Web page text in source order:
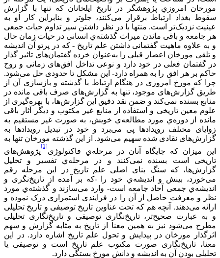
مورخان امروزیِ پژوهشگر در تاریخ ایلخانان که تنها با گزارش
سقوط بغداد ارتباط برقرار می‌‌کنند، جلوتر و بنابراین کار او به
عینیت نزدیک‌‌تر است. منتها با در نظر داشتن سیر تداوم حیات جمعی
هر جامعه و باقی ماندن میراث گذشته‌‌ي انسانی در حیات زمان حال
و به علاوه ماهیت گفتمانی داشتن علم تاریخ - که در پرتو آن اندیشه
و تلقی مورخان اعصار قبلی را به‌‌عنوان خرده گفتمان‌‌های تاثیر گذار
در گفتمان فعلی در خود دارد و نوعی تداخل افق‌‌های زمانی و روح
حاکم بر هر افق را به همراه دارد- این مشکل تا حدودی حل می‌‌شود.
چرا که مورخ امروزی در هنگام ارتباط با گذشته و بازسازی آن از
طریق گزارش‌‌های موجود، تنها به گزارش‌‌های صرف باقی مانده در
منابع بسنده نمی‌‌کند و ضمن نقد دقیق این گزارش‌‌ها، با بهره‌‌گیری از
علوم معین تاریخی و استفاده از منابع غیر مکتوب و دیگر آثار باقی
مانده از دوره‌‌ي مورد مطالعه‌‌ي ‌‌خویش، به صورت غیر مستقیم به
زوایای مختلف رویدادها پی می‌‌برد و خود در تبدیل رویدادها به
گزارش‌‌های نقادی شده سهیم می‌‌شود. از این گذشته مورخان تنها به
این میزان که جایگاه آنان در مرحله‌‌ي فاکتولوژی
[1]
پژوهش‌‌های
تاریخی است بسنده نمی‌‌کنند و در مرحله‌‌ي تفسیر و تحلیل
گزارش‌‌ها، که سنگ بنای اصلی علم تاریخ در این مرحله رقم
می‌‌خورد، بینش و اندیشه‌‌ي خود را -که بر آمده از تاریخ‌‌نگری و
اندیشه‌‌ي جمعی آحاد جامعه است- وارد می‌‌سازند و گذشته‌‌ي مورد
نظر و معرفت حاصل از آن را در فرایندی استمراری درک نموده و
ارائه می‌‌دهند. آنچه هم که تحت عناوین تاریخ توصیفی و تاریخ تحلیلی
و به عبارت صحیح‌‌تر، تاریخ‌‌نگاری توصیفی و تاریخ‌‌نگاری تحلیلی
مطرح می‌‌شود نیز به همین معنا از تاریخ به مثابه گزارش و سهم
اثرگذار مورخان در پیدایش و تحول علم تاریخ اشاره دارد. در این
معنا، تاریخ‌‌نگاری صورت مکتوب علم تاریخ است و توصیفی یا
تحلیلی بودن آن به اندیشه و دانش مورخ بستگی دارد.